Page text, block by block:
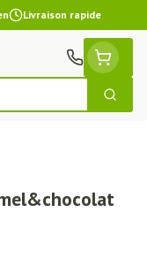
Livraison rapide